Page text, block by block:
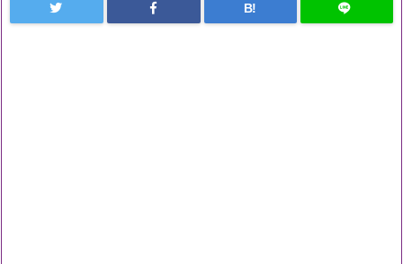
B!